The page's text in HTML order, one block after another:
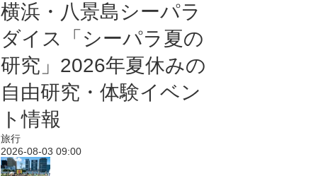
横浜・八景島シーパラ
ダイス「シーパラ夏の
研究」2026年夏休みの
自由研究・体験イベン
ト情報
旅行
2026-08-03 09:00